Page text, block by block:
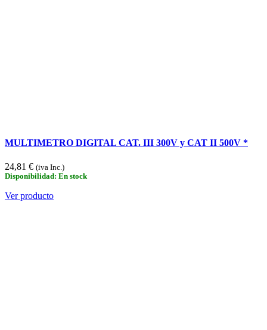
MULTIMETRO DIGITAL CAT. III 300V y CAT II 500V *
24,81 € (iva Inc.)
Disponibilidad: En stock
Ver producto